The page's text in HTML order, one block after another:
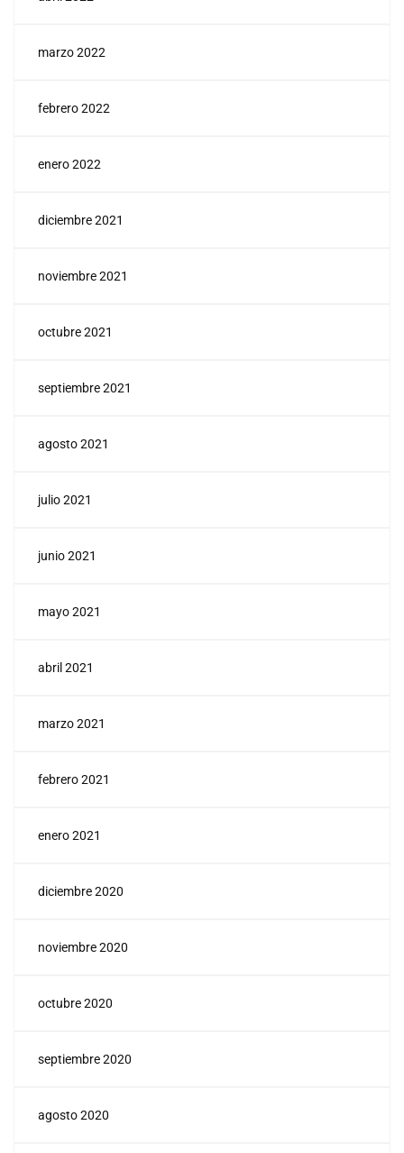
marzo 2022
febrero 2022
enero 2022
diciembre 2021
noviembre 2021
octubre 2021
septiembre 2021
agosto 2021
julio 2021
junio 2021
mayo 2021
abril 2021
marzo 2021
febrero 2021
enero 2021
diciembre 2020
noviembre 2020
octubre 2020
septiembre 2020
agosto 2020